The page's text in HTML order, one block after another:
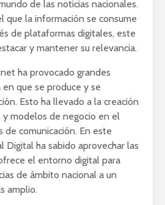
de las noticias nacionales.
que la información se consume
de plataformas digitales, este
y mantener su relevancia.
ha provocado grandes
que se produce y se
Esto ha llevado a la creación
modelos de negocio en el
de comunicación. En este
Digital ha sabido aprovechar las
el entorno digital para
de ámbito nacional a un
amplio.